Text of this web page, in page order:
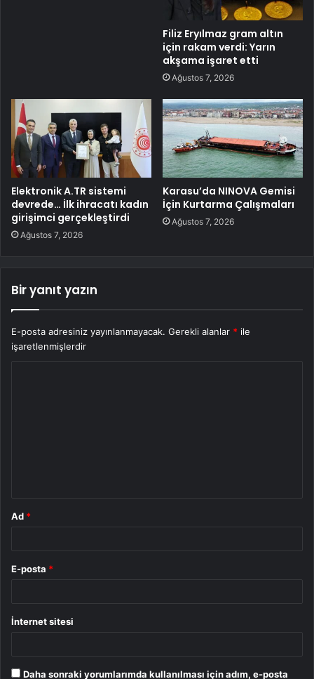
Filiz Eryılmaz gram altın
için rakam verdi: Yarın
akşama işaret etti
Ağustos 7, 2026
Elektronik A.TR sistemi
devrede… İlk ihracatı kadın
girişimci gerçekleştirdi
Ağustos 7, 2026
Karasu’da NINOVA Gemisi
İçin Kurtarma Çalışmaları
Ağustos 7, 2026
Bir yanıt yazın
E-posta adresiniz yayınlanmayacak. Gerekli alanlar * ile
işaretlenmişlerdir
Ad *
E-posta *
İnternet sitesi
Daha sonraki yorumlarımda kullanılması için adım, e-posta